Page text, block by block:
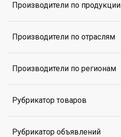
Производители по продукции
Производители по отраслям
Производители по регионам
Рубрикатор товаров
Рубрикатор объявлений